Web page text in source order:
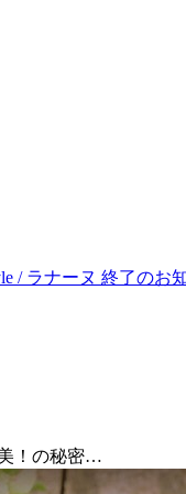
/ ラナーヌ 終了のお
！の秘密…